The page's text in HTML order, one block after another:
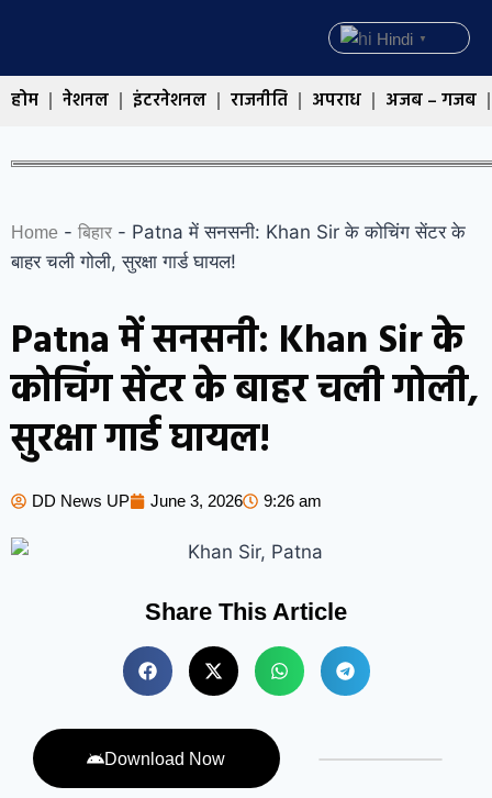
Hindi ▼
होम नेशनल इंटरनेशनल राजनीति अपराध अजब – गजब
Home - बिहार - Patna में सनसनी: Khan Sir के कोचिंग सेंटर के
बाहर चली गोली, सुरक्षा गार्ड घायल!
Patna में सनसनी: Khan Sir के
कोचिंग सेंटर के बाहर चली गोली,
सुरक्षा गार्ड घायल!
DD News UP June 3, 2026 9:26 am
Share This Article
Download Now